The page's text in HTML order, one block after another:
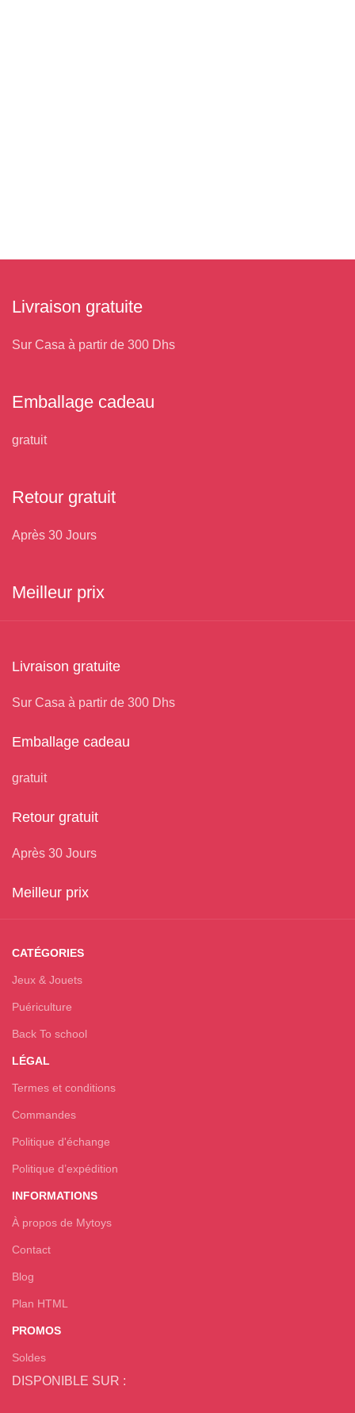
Livraison gratuite
Sur Casa à partir de 300 Dhs
Emballage cadeau
gratuit
Retour gratuit
Après 30 Jours
Meilleur prix
Livraison gratuite
Sur Casa à partir de 300 Dhs
Emballage cadeau
gratuit
Retour gratuit
Après 30 Jours
Meilleur prix
CATÉGORIES
Jeux & Jouets
Puériculture
Back To school
LÉGAL
Termes et conditions
Commandes
Politique d'échange
Politique d’expédition
INFORMATIONS
À propos de Mytoys
Contact
Blog
Plan HTML
PROMOS
Soldes
DISPONIBLE SUR :